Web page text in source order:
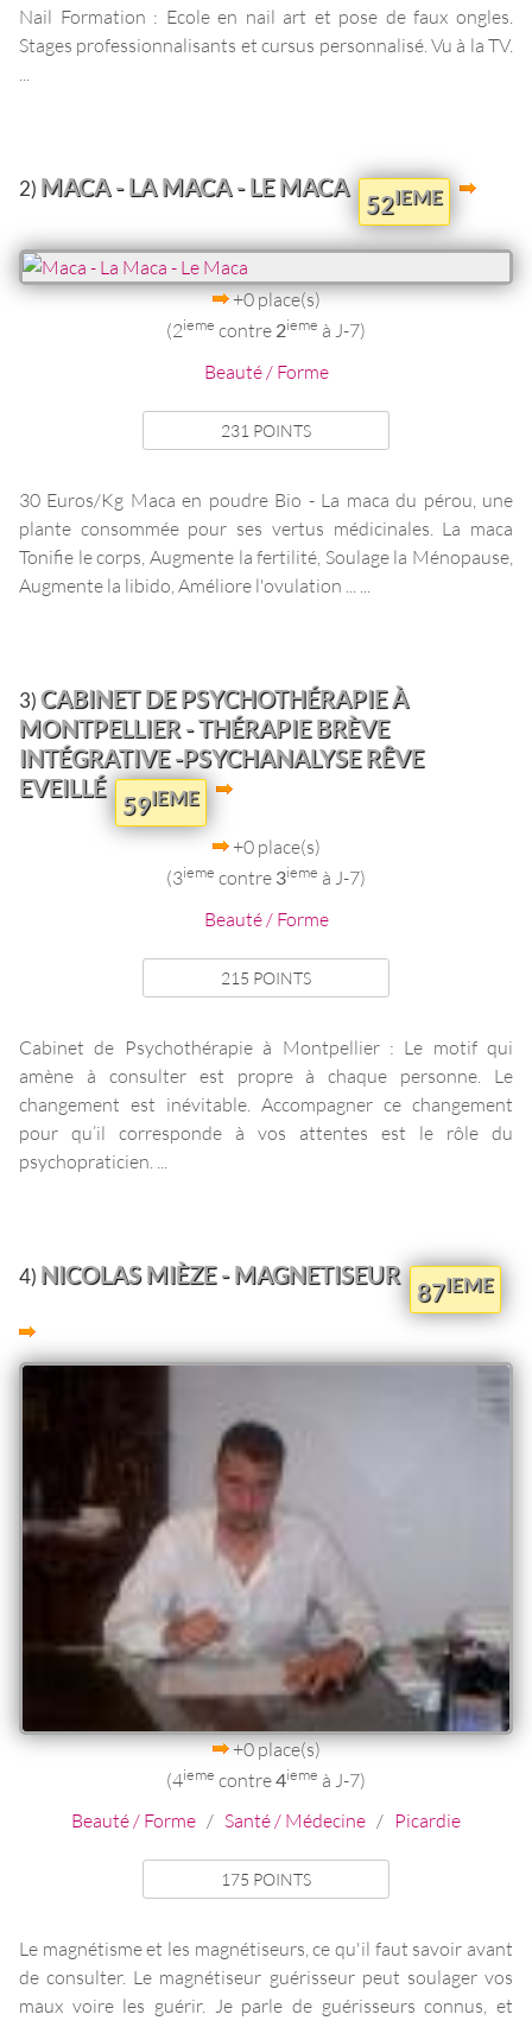
Nail Formation : Ecole en nail art et pose de faux ongles.
Stages professionnalisants et cursus personnalisé. Vu à la TV.
2) MACA - LA MACA - LE MACA
52IEME
+0 place(s)
(2ieme contre 2ieme à J-7)
Beauté / Forme
231 POINTS
30 Euros/Kg Maca en poudre Bio - La maca du pérou, une
plante consommée pour ses vertus médicinales. La maca
Tonifie le corps, Augmente la fertilité, Soulage la Ménopause,
Augmente la libido, Améliore l'ovulation ... ...
3)CABINET DE PSYCHOTHÉRAPIE À
MONTPELLIER - THÉRAPIE BRÈVE
INTÉGRATIVE -PSYCHANALYSE RÊVE
EVEILLÉ
59IEME
+0 place(s)
(3ieme contre 3ieme à J-7)
Beauté / Forme
215 POINTS
Cabinet de Psychothérapie à Montpellier : Le motif qui
amène à consulter est propre à chaque personne. Le
changement est inévitable. Accompagner ce changement
pour qu’il corresponde à vos attentes est le rôle du
psychopraticien. ...
4) NICOLAS MIÈZE - MAGNETISEUR
87IEME
+0 place(s)
(4ieme contre4ieme à J-7)
Beauté / Forme / Santé / Médecine / Picardie
175 POINTS
Le magnétisme et les magnétiseurs, ce qu'il faut savoir avant
de consulter. Le magnétiseur guérisseur peut soulager vos
maux voire les guérir. Je parle de guérisseurs connus, et